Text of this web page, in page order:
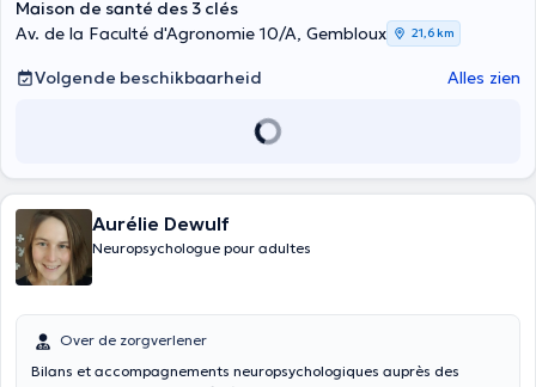
Maison de santé des 3 clés
Av. de la Faculté d'Agronomie 10/A, Gembloux
21,6 km
Volgende beschikbaarheid Alles zien
Aurélie Dewulf
Neuropsychologue pour adultes
Over de zorgverlener
Bilans et accompagnements neuropsychologiques auprès des